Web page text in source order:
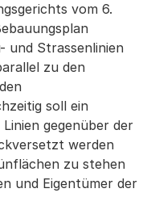
vom 6.
und Strassenlinien
zu den
soll ein
gegenüber der
werden
zu stehen
und Eigentümer der